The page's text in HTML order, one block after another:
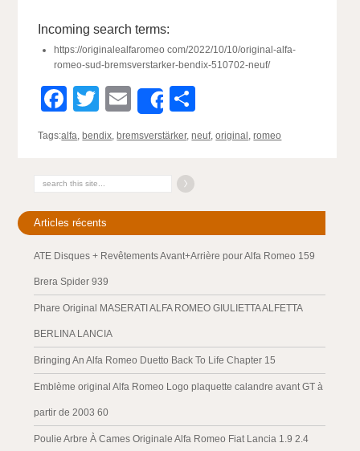
Incoming search terms:
https://originalealfaromeo com/2022/10/10/original-alfa-
romeo-sud-bremsverstarker-bendix-510702-neuf/
Facebook
Twitter
EmailShare
Tags:alfa, bendix, bremsverstärker,neuf,original ,romeo
Articles récents
ATE Disques + Revêtements Avant+Arrière pour Alfa Romeo 159
Brera Spider 939
Phare Original MASERATI ALFA ROMEO GIULIETTA ALFETTA
BERLINA LANCIA
Bringing An Alfa Romeo Duetto Back To Life Chapter 15
Emblème original Alfa Romeo Logo plaquette calandre avant GT à
partir de 2003 60
Poulie Arbre À Cames Originale Alfa Romeo Fiat Lancia 1.9 2.4